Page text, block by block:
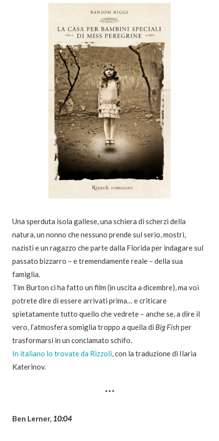
Una sperduta isola gallese, una schiera di scherzi della
natura, un nonno che nessuno prende sul serio, mostri,
nazisti e un ragazzo che parte dalla Florida per indagare sul
passato bizzarro – e tremendamente reale – della sua
famiglia.
Tim Burton ci ha fatto un film (in uscita a dicembre), ma voi
potrete dire di essere arrivati prima… e criticare
spietatamente tutto quello che vedrete – anche se, a dire il
vero, l’atmosfera somiglia troppo a quella di Big Fishper
trasformarsi in un conclamato schifo.
In italiano lo trovate da Rizzoli, con la traduzione di Ilaria
Katerinov.
***
Ben Lerner, 10:04